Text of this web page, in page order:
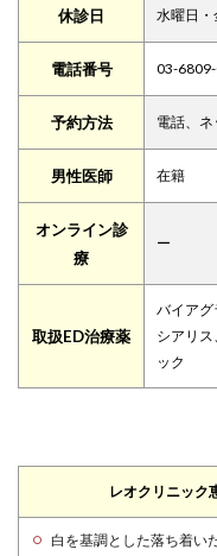
休診日 水曜日・
電話番号 03-
予約方法 電話、
男性医師 在籍
オンライン診
療
ー
取扱ED治療薬
バイアグ
シアリ
ック
レオクリニック
白を基調とした落ち着い